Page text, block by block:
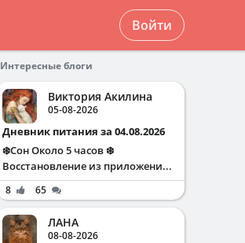
Войти
Интересные блоги
Виктория Акилина
05-08-2026
Дневник питания за 04.08.2026
❄️Сон Около 5 часов ❄️
Восстановление из приложени...
8 65
ЛАНА
08-08-2026